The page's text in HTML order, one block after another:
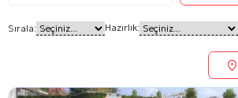
Sırala: Hazırlık: